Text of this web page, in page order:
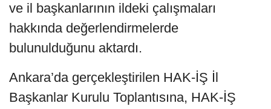
ve il başkanlarının ildeki çalışmaları
hakkında değerlendirmelerde
bulunulduğunu aktardı.
Ankara’da gerçekleştirilen HAK-İŞ İl
Başkanlar Kurulu Toplantısına, HAK-İŞ